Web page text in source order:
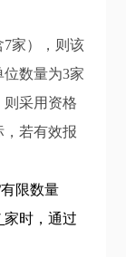
7家），则该
数量为3家
则采用资格
若有效报
有限数量
家时，通过